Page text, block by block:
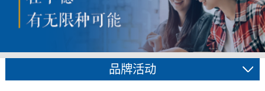
品牌活动